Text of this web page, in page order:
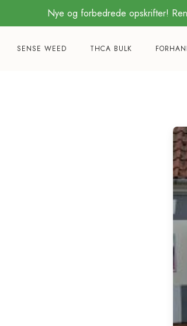
Nye og forbedrede opskrifter!
Køb for kun 499,- og få
SENSE WEED THCA BULK